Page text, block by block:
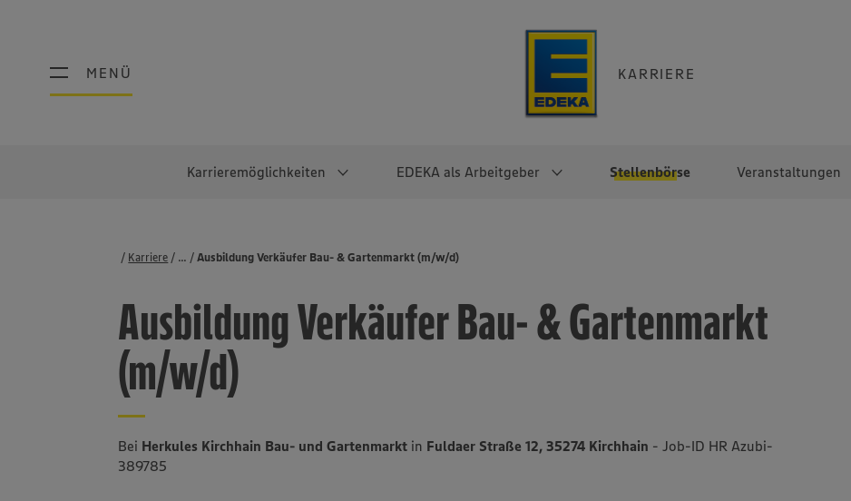
MENÜ KARRIERE
MENÜ
Karrieremöglichkeiten EDEKA als Arbeitgeber Stellenbörse Veranstaltungen
Schülerpraktikum Abschlussarbeiten
Werkstudierendentätigkeit
Direkteinstieg
Noch Fragen?
Selbstständig mit EDEKA
Faires Gehalt
Diversität
Lebensmittelproduktion
Lager & Logistik
EDEKA Fruchtkontor
Karriere Stellenbörse
Ausbildung Verkäufer Bau- & Gartenmarkt (m/w/d)
...
Ausbildung Verkäufer Bau- & Gartenmarkt
(m/w/d)
Bei Herkules Kirchhain Bau- und Gartenmarkt in Fuldaer Straße 12, 35274 Kirchhain - Job-ID HR Azubi-
389785